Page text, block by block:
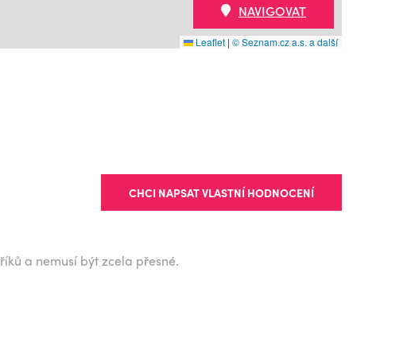
Leaflet | © Seznam.cz a.s. a další
NAVIGOVAT
CHCI NAPSAT VLASTNÍ HODNOCENÍ
a nemusí být zcela přesné.